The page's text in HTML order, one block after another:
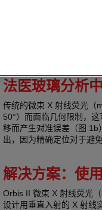
同来源的玻璃。常用的元
已经证明这些比值在区分
法医玻璃分析
传统的微束 X 射线荧光（
50°）而面临几何限制，
移而产生对准误差（图
出，因为精确定位对于避
解决方案：使
Orbis II 微束 X 射线荧光
设计用垂直入射的 X 射线